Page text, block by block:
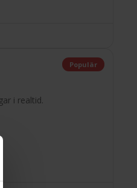
Populär
i realtid.